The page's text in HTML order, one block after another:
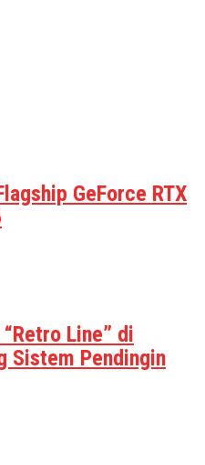
GeForce RTX
Line” di
Sistem Pendingin